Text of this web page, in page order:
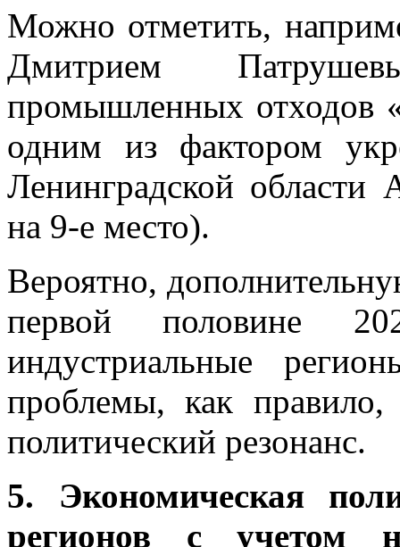
Можно отметить,
Дмитрием
промышленных отходов
одним из фактором
Ленинградской области
на 9-е место).
Вероятно,
первой половине
индустриальные
проблемы, как правило,
политический резонанс.
5. Экономическая
регионов с учетом